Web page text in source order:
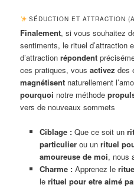
SÉDUCTION ET ATTRACTION
Finalement, si vous souhaitez
sentiments, le rituel d’attraction
d’attractionrépondent
ces pratiques, vousactivez des
magnétisent naturellement
pourquoi notre méthode
vers de nouveaux sommets
Ciblage :Que ce soit un
particulierou un rituel
amoureuse de moi, nous
Charme :Apprenez le
le rituel pour etre aimé